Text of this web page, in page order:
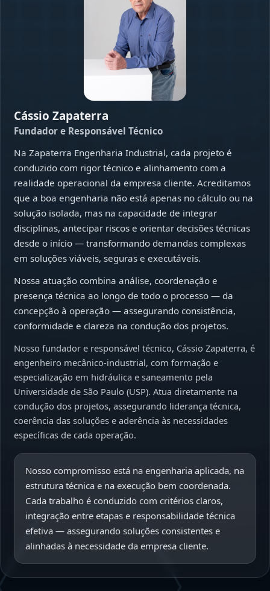
Cássio Zapaterra
Fundador e Responsável Técnico
Na Zapaterra Engenharia Industrial, cada projeto é
conduzido com rigor técnico e alinhamento com a
realidade operacional da empresa cliente. Acreditamos
que a boa engenharia não está apenas no cálculo ou na
solução isolada, mas na capacidade de integrar
disciplinas, antecipar riscos e orientar decisões técnicas
desde o início — transformando demandas complexas
em soluções viáveis, seguras e executáveis.
Nossa atuação combina análise, coordenação e
presença técnica ao longo de todo o processo — da
concepção à operação — assegurando consistência,
conformidade e clareza na condução dos projetos.
Nosso fundador e responsável técnico, Cássio Zapaterra, é
engenheiro mecânico-industrial, com formação e
especialização em hidráulica e saneamento pela
Universidade de São Paulo (USP). Atua diretamente na
condução dos projetos, assegurando liderança técnica,
coerência das soluções e aderência às necessidades
específicas de cada operação.
Nosso compromisso está na engenharia aplicada, na
estrutura técnica e na execução bem coordenada.
Cada trabalho é conduzido com critérios claros,
integração entre etapas e responsabilidade técnica
efetiva — assegurando soluções consistentes e
alinhadas à necessidade da empresa cliente.